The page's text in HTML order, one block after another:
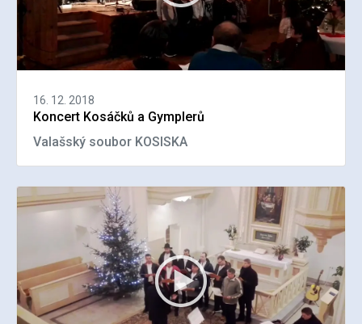
16. 12. 2018
Koncert Kosáčků a Gymplerů
Valašský soubor KOSISKA